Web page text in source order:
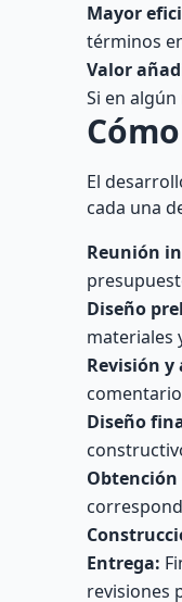
Mayor
términos
Valor
Si en
El
cada una
Reunión
Diseño
materiales
Revisión y
Diseño
Obtención
Entrega:
revisiones